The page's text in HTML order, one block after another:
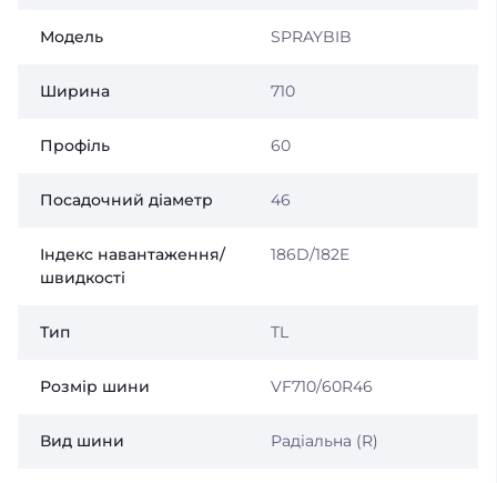
Модель SPRAYBIB
Ширина 710
Профіль 60
Посадочний діаметр 46
Індекс навантаження/
швидкості
186D/182E
Тип TL
Розмір шини VF710/60R46
Вид шини Радіальна (R)